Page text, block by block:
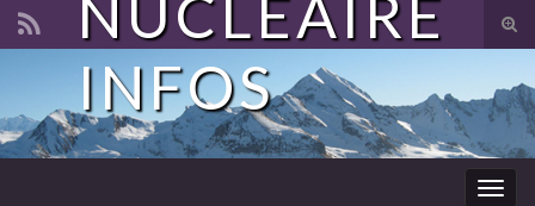
Search for:
NUCLÉAIRE
INFOS